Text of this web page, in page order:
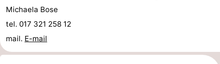
Sluis
-
Cadzand
-
Natur
Wetter
Michaela Bose
tel. 017 321 258 12
mail. E-mail